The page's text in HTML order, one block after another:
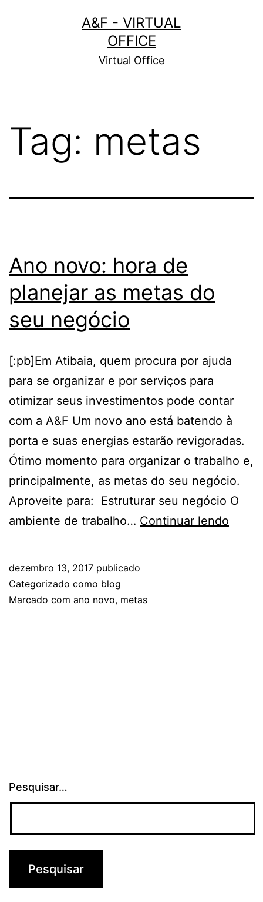
A&F - VIRTUAL
OFFICE
Virtual Office
Tag: metas
Ano novo: hora de
planejar as metas do
seu negócio
[:pb]Em Atibaia, quem procura por ajuda
para se organizar e por serviços para
otimizar seus investimentos pode contar
com a A&F Um novo ano está batendo à
porta e suas energias estarão revigoradas.
Ótimo momento para organizar o trabalho e,
principalmente, as metas do seu negócio.
Aproveite para: Estruturar seu negócio O
ambiente de trabalho… Continuar lendo
dezembro 13, 2017 publicado
Categorizado como blog
Marcado com ano novo, metas
Pesquisar…